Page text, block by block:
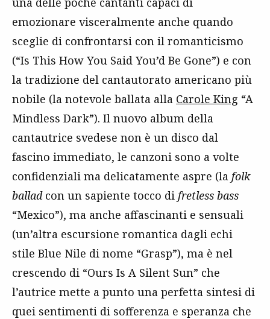
emozionare visceralmente anche quando
sceglie di confrontarsi con il romanticismo
(“Is This How You Said You’d Be Gone”) e con
la tradizione del cantautorato americano più
nobile (la notevole ballata alla Carole King “A
Mindless Dark”). Il nuovo album della
cantautrice svedese non è un disco dal
fascino immediato, le canzoni sono a volte
confidenziali ma delicatamente aspre (la folk
balladcon un sapiente tocco di fretless bass
“Mexico”), ma anche affascinanti e sensuali
(un’altra escursione romantica dagli echi
stile Blue Nile di nome “Grasp”), ma è nel
crescendo di “Ours Is A Silent Sun” che
l’autrice mette a punto una perfetta sintesi di
quei sentimenti di sofferenza e speranza che